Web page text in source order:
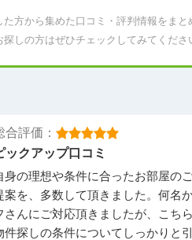
方から集めた口コミ・評判情報をまと
しの方はぜひチェックしてみてくださ
合評価：
ックアップ口コミ
身の理想や条件に合ったお部屋の
案を、多数して頂きました。何名
さんにご対応頂きましたが、こち
件探しの条件についてしっかりと